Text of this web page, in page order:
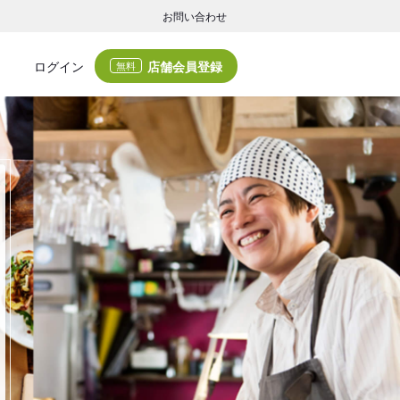
お問い合わせ
ログイン 無料 店舗会員登録
集客・業務支援
グの集客サービスと業務支援サービスで店舗経営の課題解決を支援します。